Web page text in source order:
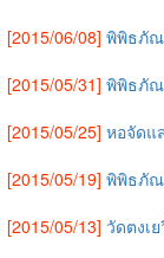
[2015/06/08] พิพิธภั
[2015/05/31] พิพิธภั
[2015/05/25] หอจัดแ
[2015/05/19] พิพิธภั
[2015/05/13] วัดตงเ